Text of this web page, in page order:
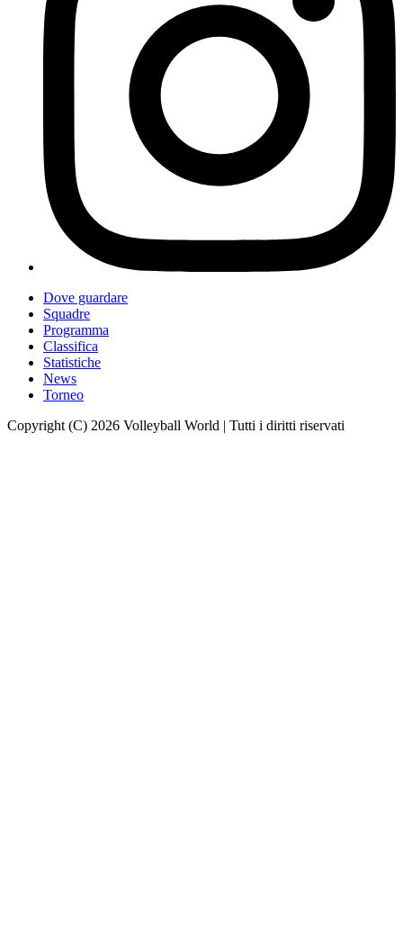
Dove guardare
Squadre
Programma
Classifica
Statistiche
News
Torneo
Copyright (C) 2026 Volleyball World | Tutti i diritti riservati